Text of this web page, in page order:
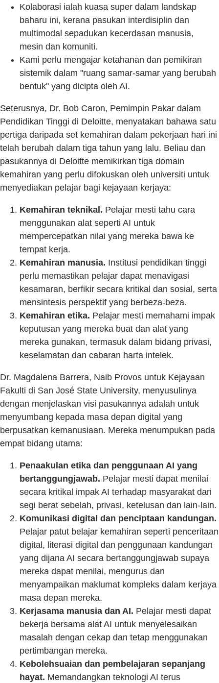
Kolaborasi ialah kuasa super dalam landskap
baharu ini, kerana pasukan interdisiplin dan
multimodal sepadukan kecerdasan manusia,
mesin dan komuniti.
Kami perlu mengajar ketahanan dan pemikiran
sistemik dalam "ruang samar-samar yang berubah
bentuk" yang dicipta oleh AI.
Seterusnya, Dr. Bob Caron, Pemimpin Pakar dalam
Pendidikan Tinggi di Deloitte, menyatakan bahawa satu
pertiga daripada set kemahiran dalam pekerjaan hari ini
telah berubah dalam tiga tahun yang lalu. Beliau dan
pasukannya di Deloitte memikirkan tiga domain
kemahiran yang perlu difokuskan oleh universiti untuk
menyediakan pelajar bagi kejayaan kerjaya:
Kemahiran teknikal. Pelajar mesti tahu cara
menggunakan alat seperti AI untuk
mempercepatkan nilai yang mereka bawa ke
tempat kerja.
Kemahiran manusia. Institusi pendidikan tinggi
perlu memastikan pelajar dapat menavigasi
kesamaran, berfikir secara kritikal dan sosial, serta
mensintesis perspektif yang berbeza-beza.
Kemahiran etika. Pelajar mesti memahami impak
keputusan yang mereka buat dan alat yang
mereka gunakan, termasuk dalam bidang privasi,
keselamatan dan cabaran harta intelek.
Dr. Magdalena Barrera, Naib Provos untuk Kejayaan
Fakulti di San José State University, menyusulinya
dengan menjelaskan visi pasukannya adalah untuk
menyumbang kepada masa depan digital yang
berpusatkan kemanusiaan. Mereka menumpukan pada
empat bidang utama:
Penaakulan etika dan penggunaan AI yang
bertanggungjawab. Pelajar mesti dapat menilai
secara kritikal impak AI terhadap masyarakat dari
segi berat sebelah, privasi, ketelusan dan lain-lain.
Komunikasi digital dan penciptaan kandungan.
Pelajar patut belajar kemahiran seperti penceritaan
digital, literasi digital dan penggunaan kandungan
yang dijana AI secara bertanggungjawab supaya
mereka dapat menilai, mengurus dan
menyampaikan maklumat kompleks dalam kerjaya
masa depan mereka.
Kerjasama manusia dan AI. Pelajar mesti dapat
bekerja bersama alat AI untuk menyelesaikan
masalah dengan cekap dan tetap menggunakan
pertimbangan mereka.
Kebolehsuaian dan pembelajaran sepanjang
hayat. Memandangkan teknologi AI terus